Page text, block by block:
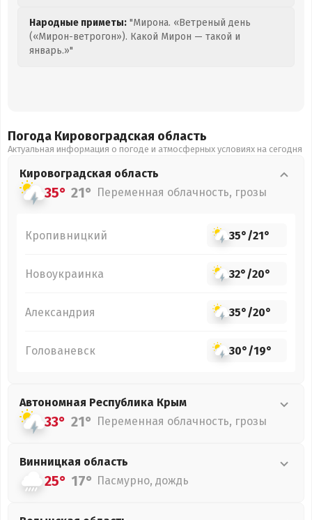
Народные приметы: "Мирона. «Ветреный день
(«Мирон-ветрогон»). Какой Мирон — такой и
январь.»"
Погода Кировоградская область
Актуальная информация о погоде и атмосферных условиях на сегодня
Кировоградская область
35° 21° Переменная облачность, грозы
Кропивницкий 35°/21°
Новоукраинка 32°/20°
Александрия 35°/20°
Голованевск 30°/19°
Автономная Республика Крым
33° 21° Переменная облачность, грозы
Винницкая область
25° 17° Пасмурно, дождь